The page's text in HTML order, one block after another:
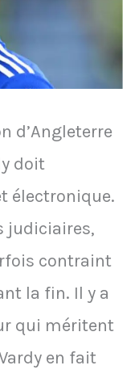
d’Angleterre
doit
électronique.
judiciaires,
contraint
la fin. Il y a
qui méritent
en fait